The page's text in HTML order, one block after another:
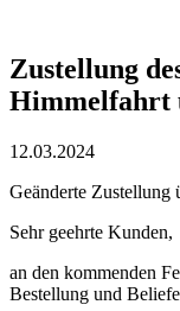
Zustellung
Himmelfahrt
12.03.2024
Geänderte Zustellung
Sehr geehrte Kunden,
an den kommenden
Bestellung und